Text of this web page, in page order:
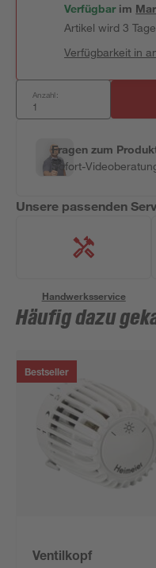
Verfügbar im
Artikel wird 3
Verfügbarkeit in
Anzahl:
Fragen zum
Sofort-
Unsere passenden
Handwerksservice
Häufig dazu
Bestseller
Ventilkopf